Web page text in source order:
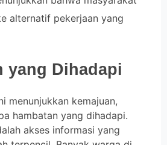
alternatif pekerjaan yang
yang Dihadapi
menunjukkan kemajuan,
hambatan yang dihadapi.
akses informasi yang